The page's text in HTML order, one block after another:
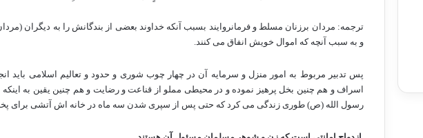
ترجمه: مردان برزنان مسلط و فرمانروایند بسبب آنکه خداوند بعضی از بندگانش را به دیگران
و به سبب آنچه که اموال خویش انفاق می کنند.
پس تدبیر مربوط به امور منزل و سرمایه آن در چهار چوب شوری و حدود و تعالیم اسلامی باید
اسراف و هم چنین بخل پرهیز نموده و در محیطی مملو از قناعت و رضایت و هم چنین یقین به اینکه
رسول الله (ص) طوری زندگی می کرد که حتی پس از سپری شدن سه ماه در خانه اش آتشی برای